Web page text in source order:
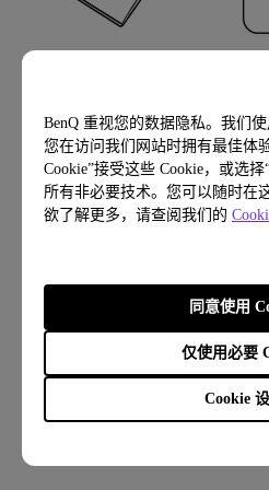
BenQ 重视您的数据隐私。我们
您在访问我们网站时拥有最佳体
Cookie”接受这些 Cookie，或选
所有非必要技术。您可以随时在
欲了解更多，请查阅我们的
Cookie
仅使用必要
同意使用